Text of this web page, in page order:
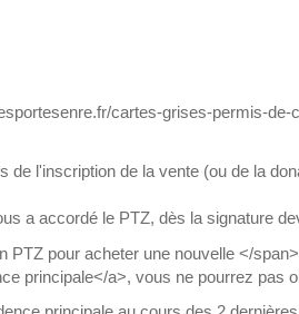
cartes-grises-permis-de-
l'inscription de la vente (ou de la
a accordé le PTZ, dès la signature
PTZ pour acheter une nouvelle </
principale</a>, vous ne pourrez pas